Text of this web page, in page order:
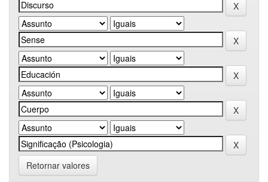
Retornar valores